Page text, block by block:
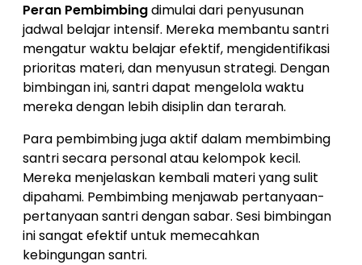
Peran Pembimbingdimulai dari penyusunan
jadwal belajar intensif. Mereka membantu santri
mengatur waktu belajar efektif, mengidentifikasi
prioritas materi, dan menyusun strategi. Dengan
bimbingan ini, santri dapat mengelola waktu
mereka dengan lebih disiplin dan terarah.
Para pembimbing juga aktif dalam membimbing
santri secara personal atau kelompok kecil.
Mereka menjelaskan kembali materi yang sulit
dipahami. Pembimbing menjawab pertanyaan-
pertanyaan santri dengan sabar. Sesi bimbingan
ini sangat efektif untuk memecahkan
kebingungan santri.